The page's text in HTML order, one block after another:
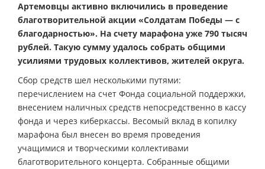
Артемовцы активно включились в проведение
благотворительной акции «Солдатам Победы — с
благодарностью». На счету марафона уже 790 тысяч
рублей. Такую сумму удалось собрать общими
усилиями трудовых коллективов, жителей округа.
Сбор средств шел несколькими путями:
перечислением на счет Фонда социальной поддержки,
внесением наличных средств непосредственно в кассу
фонда и через киберкассы. Весомый вклад в копилку
марафона был внесен во время проведения
учащимися и творческими коллективами
благотворительного концерта. Собранные общими